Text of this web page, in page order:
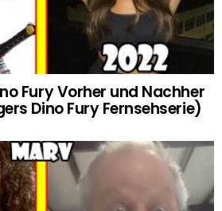
Fury Vorher und Nachher
Dino Fury Fernsehserie)